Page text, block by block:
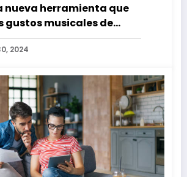
nueva herramienta que
gustos musicales de
en tu zona
2024